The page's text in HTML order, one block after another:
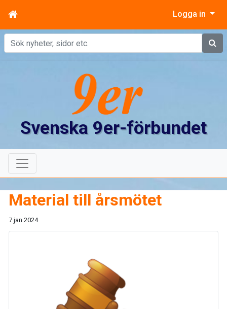
Logga in
Sök
Svenska 9er-förbundet
Material till årsmötet
7 jan 2024